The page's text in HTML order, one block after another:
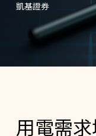
凱基證券
用電需